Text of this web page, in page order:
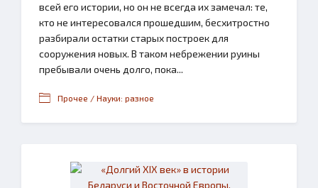
всей его истории, но он не всегда их замечал: те,
кто не интересовался прошедшим, бесхитростно
разбирали остатки старых построек для
сооружения новых. В таком небрежении руины
пребывали очень долго, пока...
Прочее / Науки: разное